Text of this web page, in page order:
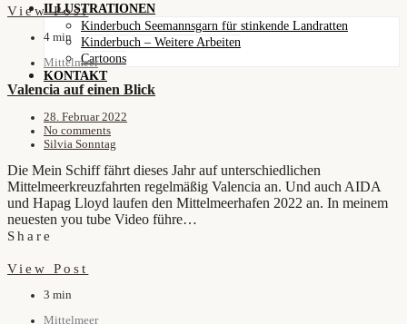
ILLUSTRATIONEN
Kinderbuch Seemannsgarn für stinkende Landratten
Kinderbuch – Weitere Arbeiten
Cartoons
KONTAKT
View Post
4 min
Mittelmeer
Valencia auf einen Blick
28. Februar 2022
No comments
Silvia Sonntag
Die Mein Schiff fährt dieses Jahr auf unterschiedlichen
Mittelmeerkreuzfahrten regelmäßig Valencia an. Und auch AIDA
und Hapag Lloyd laufen den Mittelmeerhafen 2022 an. In meinem
neuesten you tube Video führe…
Share
View Post
3 min
Mittelmeer